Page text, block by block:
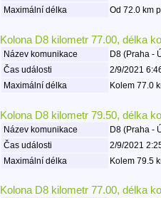
Maximální délka
Od 72.0 km
Kolona D8 kilometr 77.00, délka
Název komunikace
D8 (Praha -
Čas události
2/9/2021
Maximální délka
Kolem 77.0
Kolona D8 kilometr 79.50, délka
Název komunikace
D8 (Praha -
Čas události
2/9/2021
Maximální délka
Kolem 79.5
Kolona D8 kilometr 77.00, délka